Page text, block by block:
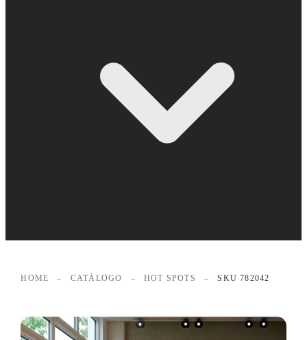
HOME – CATÁLOGO – HOT SPOTS – SKU 782042